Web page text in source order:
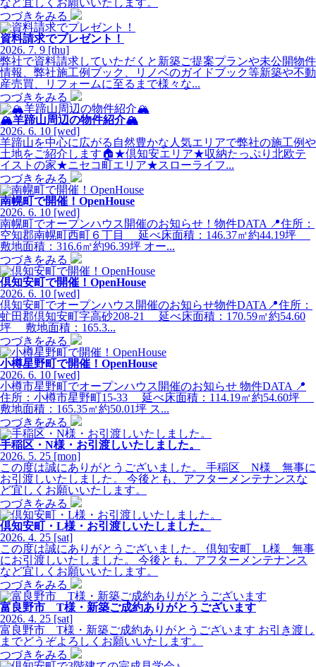
など宜しくお願いいたします。
つづきをみる
資料請求でプレゼント！
2026. 7. 9 [thu]
弊社で資料請求していただくと新築ご提案プランや未公開物件
情報、弊社施工例ブック、リノベのガイドブック等新築や不動
産売買、リフォームに至るまで様々な...
つづきをみる
🏔羊蹄山周辺の物件紹介🏔
2026. 6. 10 [wed]
羊蹄山を中心に広がる自然豊かな人気エリアで弊社の施工例や
土地をご紹介します🏠★倶知安エリア★収納たっぷり北欧テ
イストの家★ニセコ町エリア★スローライフ...
つづきをみる
南幌町で開催！OpenHouse
2026. 6. 10 [wed]
南幌町でオープンハウス開催のお知らせ！物件DATA 📍住所：
空知郡南幌町西町６丁目 延べ床面積：146.37㎡約44.19坪
敷地面積：316.6㎡約96.39坪 オー...
つづきをみる
倶知安町で開催！OpenHouse
2026. 6. 10 [wed]
倶知安町でオープンハウス開催のお知らせ物件DATA📍住所：
虻田郡倶知安町字高砂208-21 延べ床面積：170.59㎡約54.60
坪 敷地面積：165.3...
つづきをみる
小樽星野町で開催！OpenHouse
2026. 6. 10 [wed]
小樽市星野町でオープンハウス開催のお知らせ 物件DATA 📍
住所：小樽市星野町15-33 延べ床面積：114.19㎡約54.60坪
敷地面積：165.35㎡約50.01坪 ス...
つづきをみる
手稲区・N様・お引渡しいたしました。
2026. 5. 25 [mon]
この度は誠にありがとうございました。 手稲区 N様 無事に
お引渡しいたしました。 今後とも、アフターメンテナンスな
ど宜しくお願いいたします。
つづきをみる
倶知安町・L様・お引渡しいたしました。
2026. 4. 25 [sat]
この度は誠にありがとうございました。 倶知安町 L様 無事
にお引渡しいたしました。 今後とも、アフターメンテナンス
など宜しくお願いいたします。
つづきをみる
富良野市 T様・新築ご成約ありがとうございます
2026. 4. 25 [sat]
富良野市 T様・新築ご成約ありがとうございます お引き渡し
までどうぞよろしくお願いいたします。
つづきをみる